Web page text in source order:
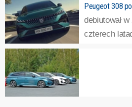
zmienioną przednią część
ceny tego pojazdu? »
Peugeot 308
debiutował
czterech
jednak przyznać, że auto zupełnie
widzi więc, że i zmiany nie są